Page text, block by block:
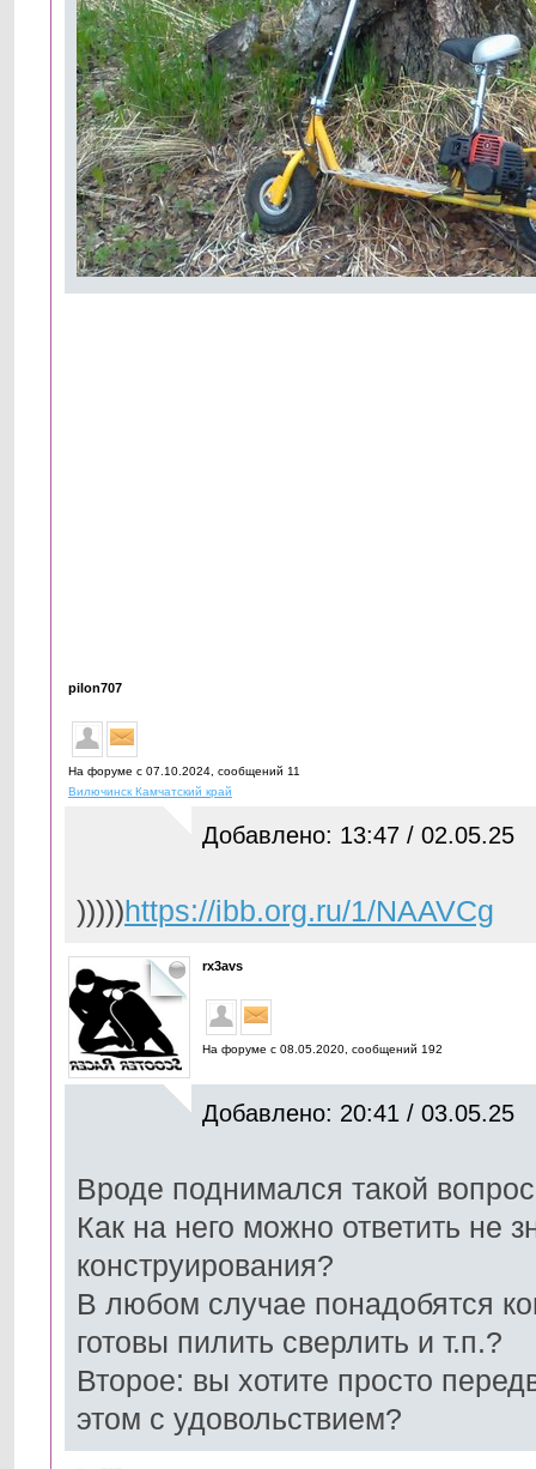
pilon707
На форуме с 07.10.2024, cообщений 11
Вилючинск Камчатский край
Добавлено: 13:47 / 02.05.25
)))))https://ibb.org.ru/1/NAAVCg
rx3avs
На форуме с 08.05.2020, cообщений 192
Добавлено: 20:41 / 03.05.25
Вроде поднимался такой
Как на него можно ответить не
конструирования?
В любом случае понадобятся
готовы пилить сверлить и т.п.?
Второе: вы хотите просто
этом с удовольствием?